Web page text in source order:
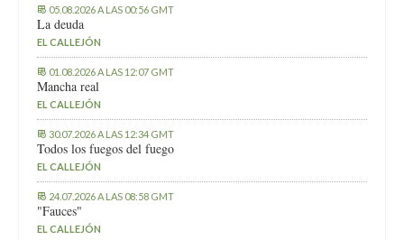
05.08.2026 A LAS 00:56 GMT
La deuda
EL CALLEJÓN
01.08.2026 A LAS 12:07 GMT
Mancha real
EL CALLEJÓN
30.07.2026 A LAS 12:34 GMT
Todos los fuegos del fuego
EL CALLEJÓN
24.07.2026 A LAS 08:58 GMT
"Fauces"
EL CALLEJÓN